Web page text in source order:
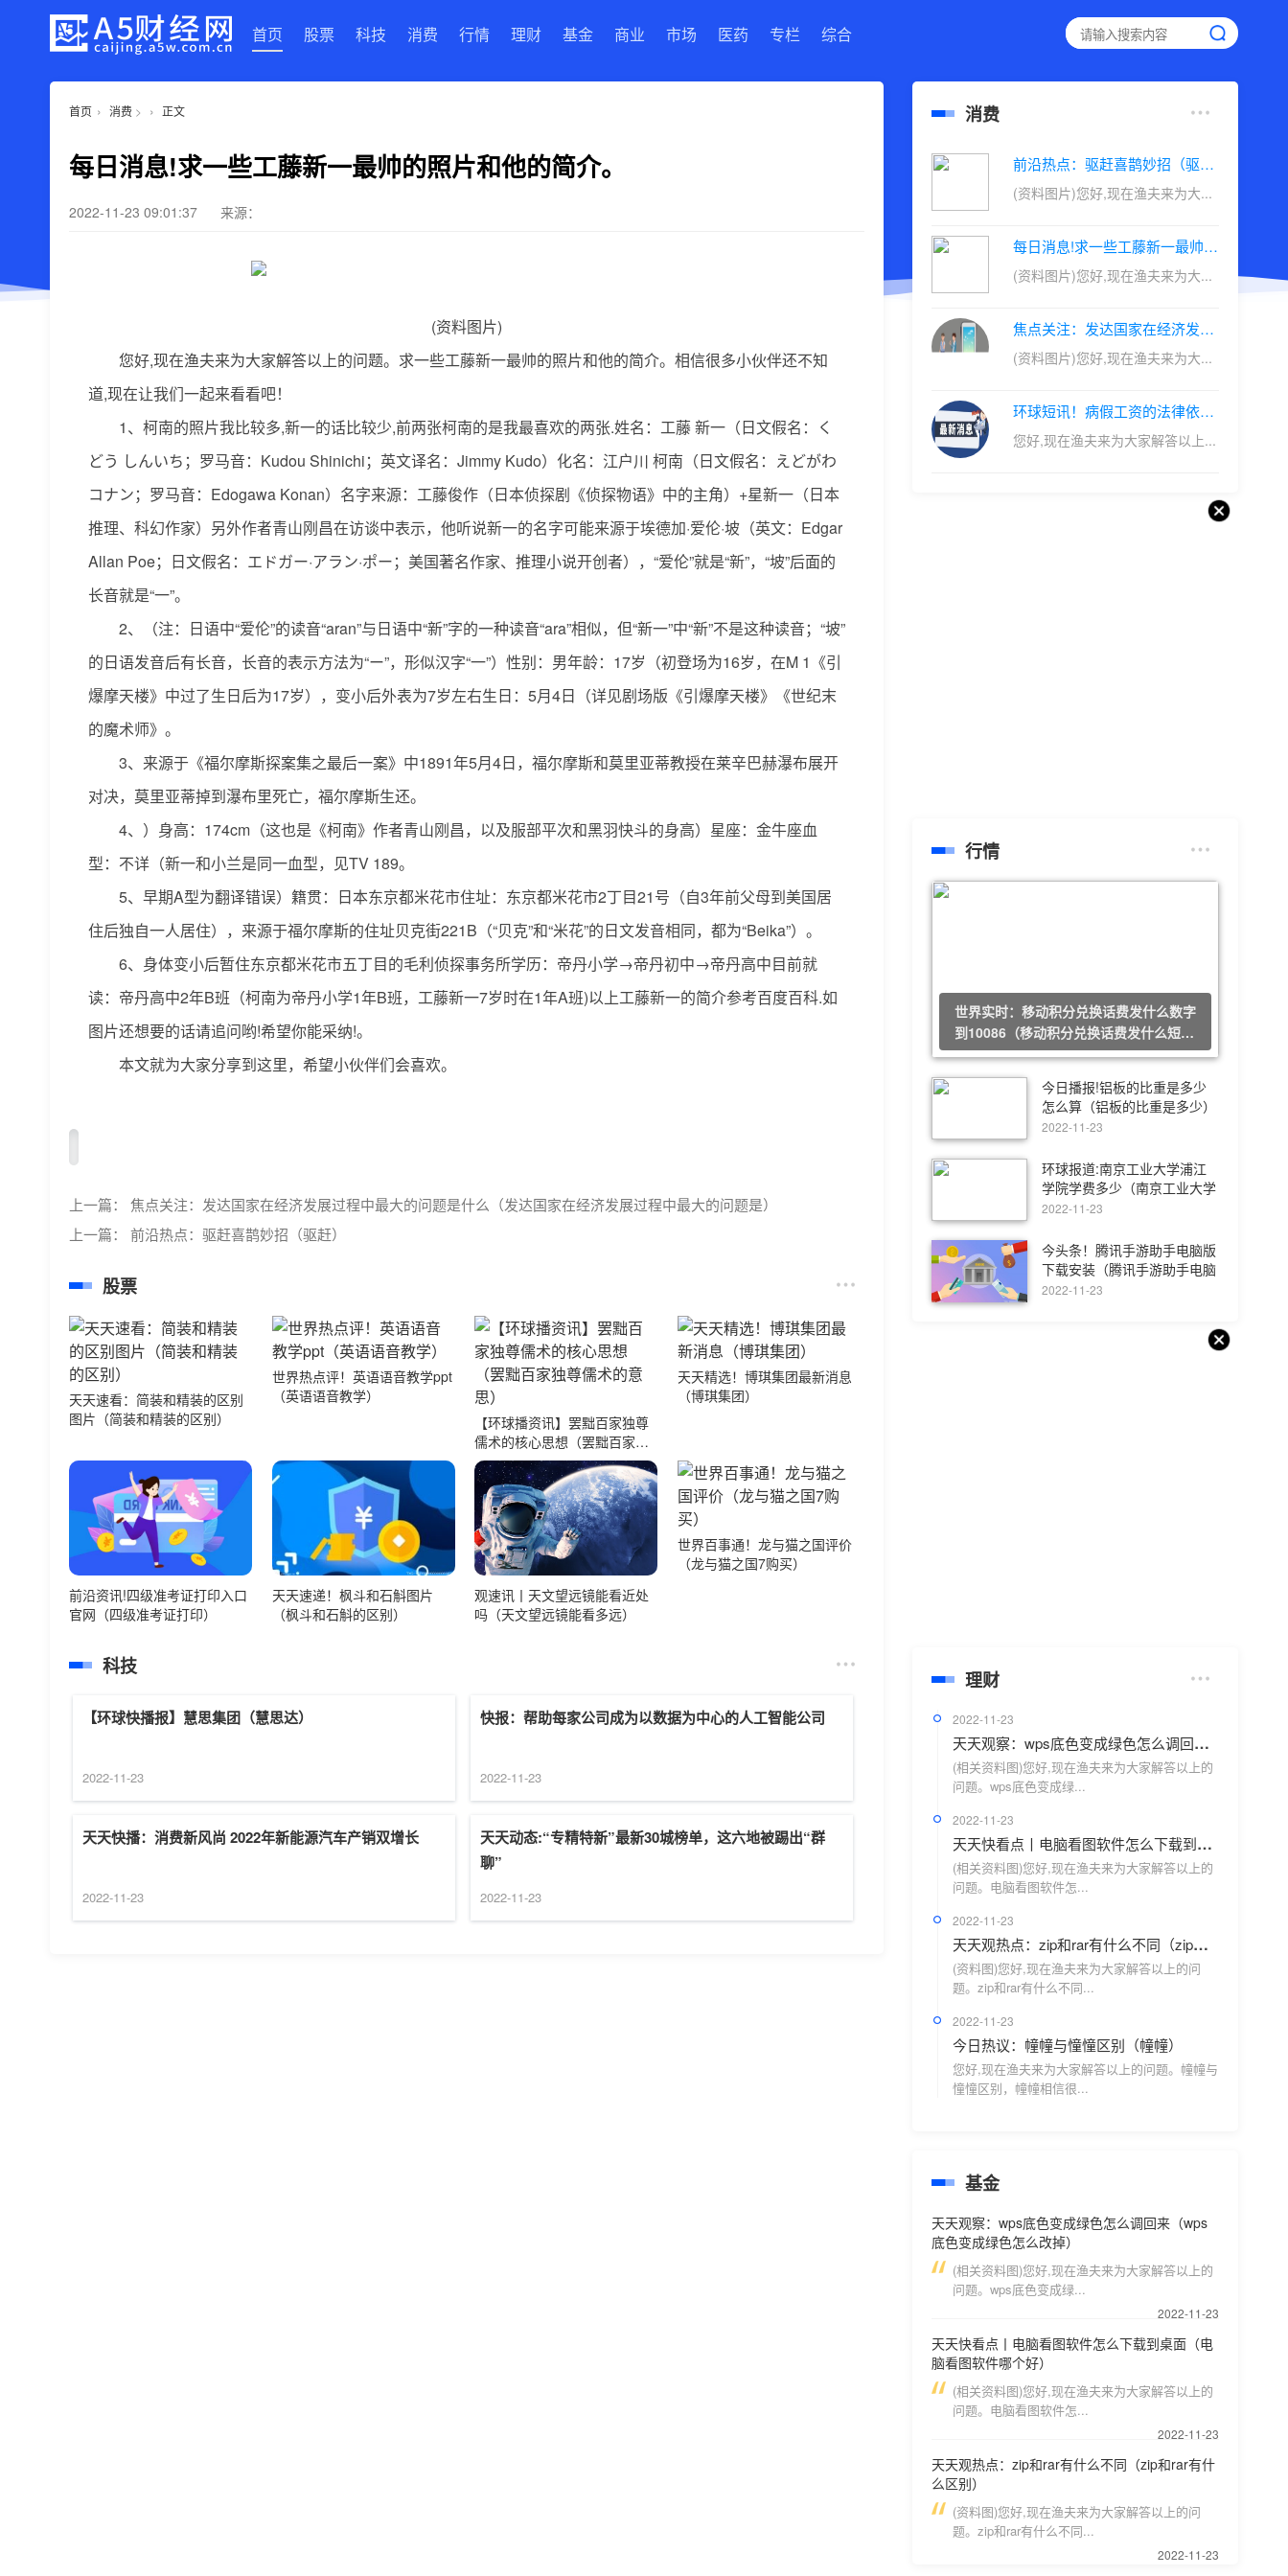
首页 股票 科技 消费 行情 理财 基金 商业 市场 医药 专栏 综合
首页 › 消费 > › 正文
每日消息!求一些工藤新一最帅的照片和他的简介。
2022-11-23 09:01:37 来源：
(资料图片)
您好,现在渔夫来为大家解答以上的问题。求一些工藤新一最帅的照片和他的简介。相信很多小伙伴还不知
道,现在让我们一起来看看吧！
1、柯南的照片我比较多,新一的话比较少,前两张柯南的是我最喜欢的两张.姓名：工藤 新一（日文假名：く
どう しんいち；罗马音：Kudou Shinichi；英文译名：Jimmy Kudo）化名：江户川 柯南（日文假名：えどがわ
コナン；罗马音：Edogawa Konan）名字来源：工藤俊作（日本侦探剧《侦探物语》中的主角）+星新一（日本
推理、科幻作家）另外作者青山刚昌在访谈中表示，他听说新一的名字可能来源于埃德加·爱伦·坡（英文：Edgar
Allan Poe；日文假名：エドガー·アラン·ポー；美国著名作家、推理小说开创者），“爱伦”就是“新”，“坡”后面的
长音就是“一”。
2、（注：日语中“爱伦”的读音“aran”与日语中“新”字的一种读音“ara”相似，但“新一”中“新”不是这种读音；“坡”
的日语发音后有长音，长音的表示方法为“ー”，形似汉字“一”）性别：男年龄：17岁（初登场为16岁，在M 1《引
爆摩天楼》中过了生日后为17岁），变小后外表为7岁左右生日：5月4日（详见剧场版《引爆摩天楼》《世纪末
的魔术师》。
3、来源于《福尔摩斯探案集之最后一案》中1891年5月4日，福尔摩斯和莫里亚蒂教授在莱辛巴赫瀑布展开
对决，莫里亚蒂掉到瀑布里死亡，福尔摩斯生还。
4、）身高：174cm（这也是《柯南》作者青山刚昌，以及服部平次和黑羽快斗的身高）星座：金牛座血
型：不详（新一和小兰是同一血型，见TV 189。
5、早期A型为翻译错误）籍贯：日本东京都米花市住址：东京都米花市2丁目21号（自3年前父母到美国居
住后独自一人居住），来源于福尔摩斯的住址贝克街221B（“贝克”和“米花”的日文发音相同，都为“Beika”）。
6、身体变小后暂住东京都米花市五丁目的毛利侦探事务所学历：帝丹小学→帝丹初中→帝丹高中目前就
读：帝丹高中2年B班（柯南为帝丹小学1年B班，工藤新一7岁时在1年A班)以上工藤新一的简介参考百度百科.如
图片还想要的话请追问哟!希望你能采纳!。
本文就为大家分享到这里，希望小伙伴们会喜欢。
上一篇： 焦点关注：发达国家在经济发展过程中最大的问题是什么（发达国家在经济发展过程中最大的问题是）
上一篇： 前沿热点：驱赶喜鹊妙招（驱赶）
股票
天天速看：简装和精装的区别
图片（简装和精装的区别）
世界热点评！英语语音教学ppt
（英语语音教学）
【环球播资讯】罢黜百家独尊
儒术的核心思想（罢黜百家独
尊儒术的意思）
天天精选！博琪集团最新消息
（博琪集团）
前沿资讯!四级准考证打印入口
官网（四级准考证打印）
天天速递！枫斗和石斛图片
（枫斗和石斛的区别）
观速讯丨天文望远镜能看近处
吗（天文望远镜能看多远）
世界百事通！龙与猫之国评价
（龙与猫之国7购买）
科技
【环球快播报】慧思集团（慧思达）
2022-11-23
快报：帮助每家公司成为以数据为中心的人工智能公司
2022-11-23
天天快播：消费新风尚 2022年新能源汽车产销双增长
2022-11-23
天天动态:“专精特新”最新30城榜单，这六地被踢出“群
聊”
2022-11-23
消费
前沿热点：驱赶喜鹊妙招（驱赶）
(资料图片)您好,现在渔夫来为大...
每日消息!求一些工藤新一最帅的照片和他的简介。
(资料图片)您好,现在渔夫来为大...
焦点关注：发达国家在经济发展过程中最大的问题是什么（发达国家在经济发展过程中最大的问题是）
(资料图片)您好,现在渔夫来为大...
环球短讯！病假工资的法律依据（病假工资的法律规定）
您好,现在渔夫来为大家解答以上...
行情
世界实时：移动积分兑换话费发什么数字
到10086（移动积分兑换话费发什么短
信）
今日播报!铝板的比重是多少
怎么算（铝板的比重是多少）
2022-11-23
环球报道:南京工业大学浦江
学院学费多少（南京工业大学
浦江学院学费）
2022-11-23
今头条！腾讯手游助手电脑版
下载安装（腾讯手游助手电脑
版）
2022-11-23
理财
2022-11-23
天天观察：wps底色变成绿色怎么调回来（wps底色变成绿色怎么改掉）
(相关资料图)您好,现在渔夫来为大家解答以上的
问题。wps底色变成绿...
2022-11-23
天天快看点丨电脑看图软件怎么下载到桌面（电脑看图软件哪个好）
(相关资料图)您好,现在渔夫来为大家解答以上的
问题。电脑看图软件怎...
2022-11-23
天天观热点：zip和rar有什么不同（zip和rar有什么区别）
(资料图)您好,现在渔夫来为大家解答以上的问
题。zip和rar有什么不同...
2022-11-23
今日热议：幢幢与憧憧区别（幢幢）
您好,现在渔夫来为大家解答以上的问题。幢幢与
憧憧区别，幢幢相信很...
基金
天天观察：wps底色变成绿色怎么调回来（wps
底色变成绿色怎么改掉）
(相关资料图)您好,现在渔夫来为大家解答以上的
问题。wps底色变成绿...
2022-11-23
天天快看点丨电脑看图软件怎么下载到桌面（电
脑看图软件哪个好）
(相关资料图)您好,现在渔夫来为大家解答以上的
问题。电脑看图软件怎...
2022-11-23
天天观热点：zip和rar有什么不同（zip和rar有什
么区别）
(资料图)您好,现在渔夫来为大家解答以上的问
题。zip和rar有什么不同...
2022-11-23